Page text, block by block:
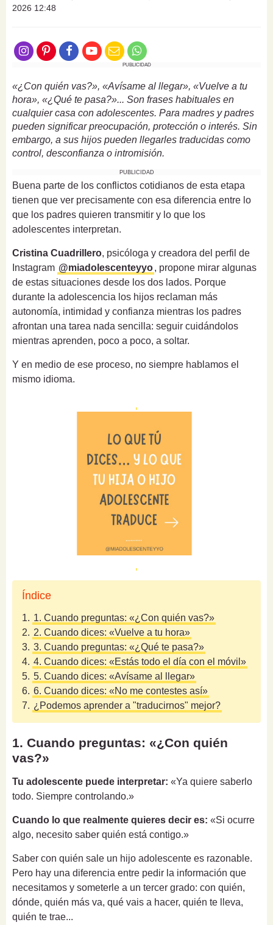
2026 12:48
PUBLICIDAD
«¿Con quién vas?», «Avísame al llegar», «Vuelve a tu
hora», «¿Qué te pasa?»... Son frases habituales en
cualquier casa con adolescentes. Para madres y padres
pueden significar preocupación, protección o interés. Sin
embargo, a sus hijos pueden llegarles traducidas como
control, desconfianza o intromisión.
PUBLICIDAD
Buena parte de los conflictos cotidianos de esta etapa
tienen que ver precisamente con esa diferencia entre lo
que los padres quieren transmitir y lo que los
adolescentes interpretan.
Cristina Cuadrillero, psicóloga y creadora del perfil de
Instagram @miadolescenteyyo, propone mirar algunas
de estas situaciones desde los dos lados. Porque
durante la adolescencia los hijos reclaman más
autonomía, intimidad y confianza mientras los padres
afrontan una tarea nada sencilla: seguir cuidándolos
mientras aprenden, poco a poco, a soltar.
Y en medio de ese proceso, no siempre hablamos el
mismo idioma.
Índice
1. 1. Cuando preguntas: «¿Con quién vas?»
2. 2. Cuando dices: «Vuelve a tu hora»
3. 3. Cuando preguntas: «¿Qué te pasa?»
4. 4. Cuando dices: «Estás todo el día con el móvil»
5. 5. Cuando dices: «Avísame al llegar»
6. 6. Cuando dices: «No me contestes así»
7. ¿Podemos aprender a "traducirnos" mejor?
1. Cuando preguntas: «¿Con quién
vas?»
Tu adolescente puede interpretar: «Ya quiere saberlo
todo. Siempre controlando.»
Cuando lo que realmente quieres decir es: «Si ocurre
algo, necesito saber quién está contigo.»
Saber con quién sale un hijo adolescente es razonable.
Pero hay una diferencia entre pedir la información que
necesitamos y someterle a un tercer grado: con quién,
dónde, quién más va, qué vais a hacer, quién te lleva,
quién te trae...